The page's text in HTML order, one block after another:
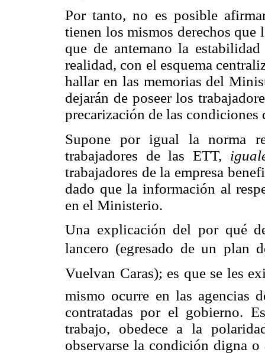
Por tanto, no es posible
tienen los mismos derechos que
que de antemano la
realidad, con el esquema
hallar en las memorias del
dejarán de poseer los
precarización de las condiciones
Supone por igual la norma
trabajadores de las ETT,
trabajadores de la empresa
dado que la información al
en el Ministerio.
Una explicación del por qué
lancero (egresado de un
Vuelvan Caras); es que se les
mismo ocurre en las agencias
contratadas por el gobierno.
trabajo, obedece a la
observarse la condición digna o